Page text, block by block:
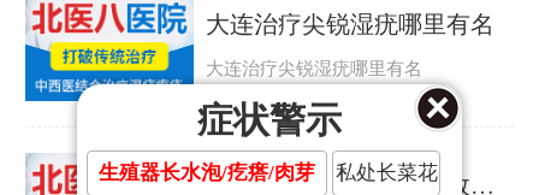
大连治疗尖锐湿疣哪里有名
大连治疗尖锐湿疣哪里有名
大连治疗尖锐湿疣哪里效果好
症状警示
生殖器长水泡/疙瘩/肉芽 私处长菜花